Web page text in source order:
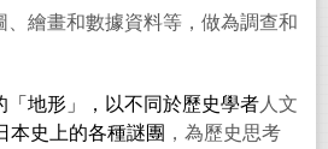
、繪畫和數據資料等，做為調查和
「地形」，以不同於歷史學者 人文
本史上的各種謎團 ，為歷史思考